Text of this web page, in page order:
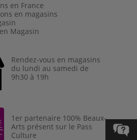
en France
en magasins
Magasin
Rendez-vous en magasins
du lundi au samedi de
9h30 à 19h
1er partenaire 100% Beaux-
Arts présent sur le Pass
Culture